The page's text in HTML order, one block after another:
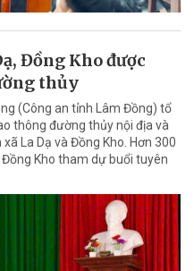
Đồng Kho được
thủy
(Công an tỉnh Lâm Đồng) tổ
thông đường thủy nội địa và
La Dạ và Đồng Kho. Hơn 300
Kho tham dự buổi tuyên